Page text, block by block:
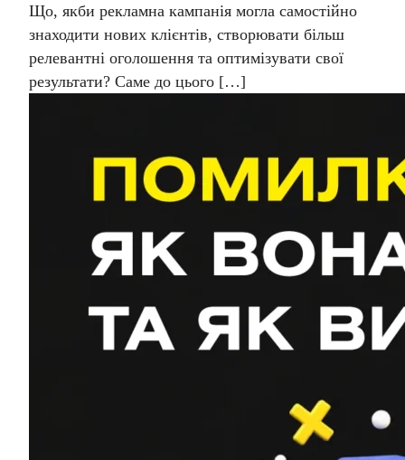
Що, якби рекламна кампанія могла самостійно
знаходити нових клієнтів, створювати більш
релевантні оголошення та оптимізувати свої
результати? Саме до цього […]